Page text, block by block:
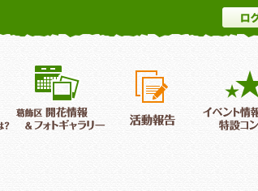
くり葛飾区花いっぱいのまちづくりとは葛飾区開花情報＆フォトギャ